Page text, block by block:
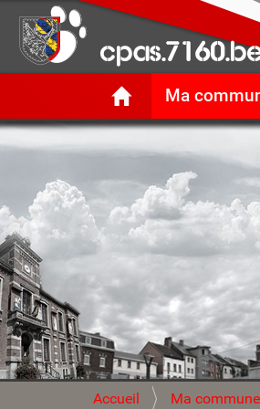
Ma
V
Accueil Ma commune